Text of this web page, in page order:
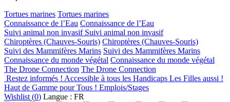
Tortues marines Tortues marines
Connaissance de l’Eau Connaissance de l’Eau
Suivi animal non invasif Suivi animal non invasif
Chiroptères (Chauves-Souris) Chiroptères (Chauves-Souris)
Suivi des Mammifères Marins Suivi des Mammifères Marins
Connaissance du monde végétal Connaissance du monde végétal
The Drone Connection The Drone Connection
Restez informés ! Accessible à tous les Handicaps Les Filles aussi !
Haut de Gamme pour Tous ! Emplois/Stages
Wishlist (0) Langue : FR